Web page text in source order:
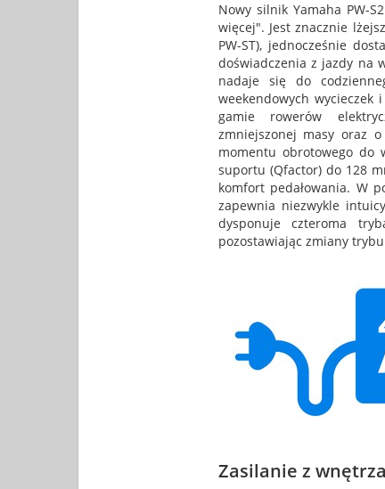
Nowy silnik Yamaha PW-
więcej". Jest znacznie
PW-ST), jednocześnie
doświadczenia z jazdy na
nadaje się do
weekendowych
gamie rowerów
zmniejszonej masy oraz
momentu obrotowego do
suportu (Qfactor) do 128
komfort pedałowania. W
zapewnia niezwykle
dysponuje czteroma
pozostawiając zmiany
Zasilanie z